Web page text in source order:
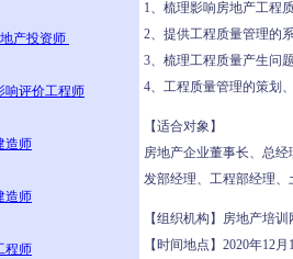
产投资师
响评价工程师
造师
造师
程师
1、梳理影响房地产工程
2、提供工程质量管理的
3、梳理工程质量产生问
4、工程质量管理的策划
【适合对象】
房地产企业董事长、总
发部经理、工程部经理
【组织机构】房地产培
【时间地点】2020年12